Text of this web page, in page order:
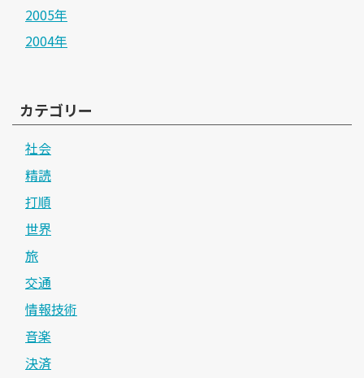
2005年
2004年
カテゴリー
社会
精読
打順
世界
旅
交通
情報技術
音楽
決済